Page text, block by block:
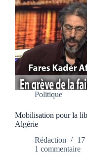
Politique
Mobilisation pour la
Algérie
Rédaction
17
1 commentaire